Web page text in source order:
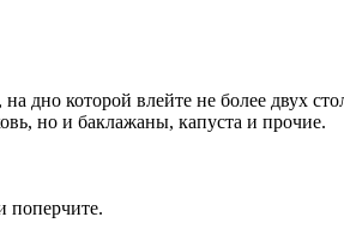
дно которой влейте не более двух
но и баклажаны, капуста и прочие.
поперчите.